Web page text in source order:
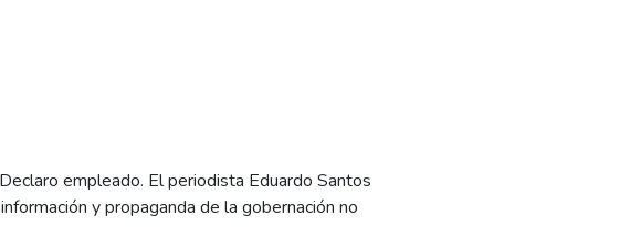
empleado. El periodista Eduardo Santos
y propaganda de la gobernación no